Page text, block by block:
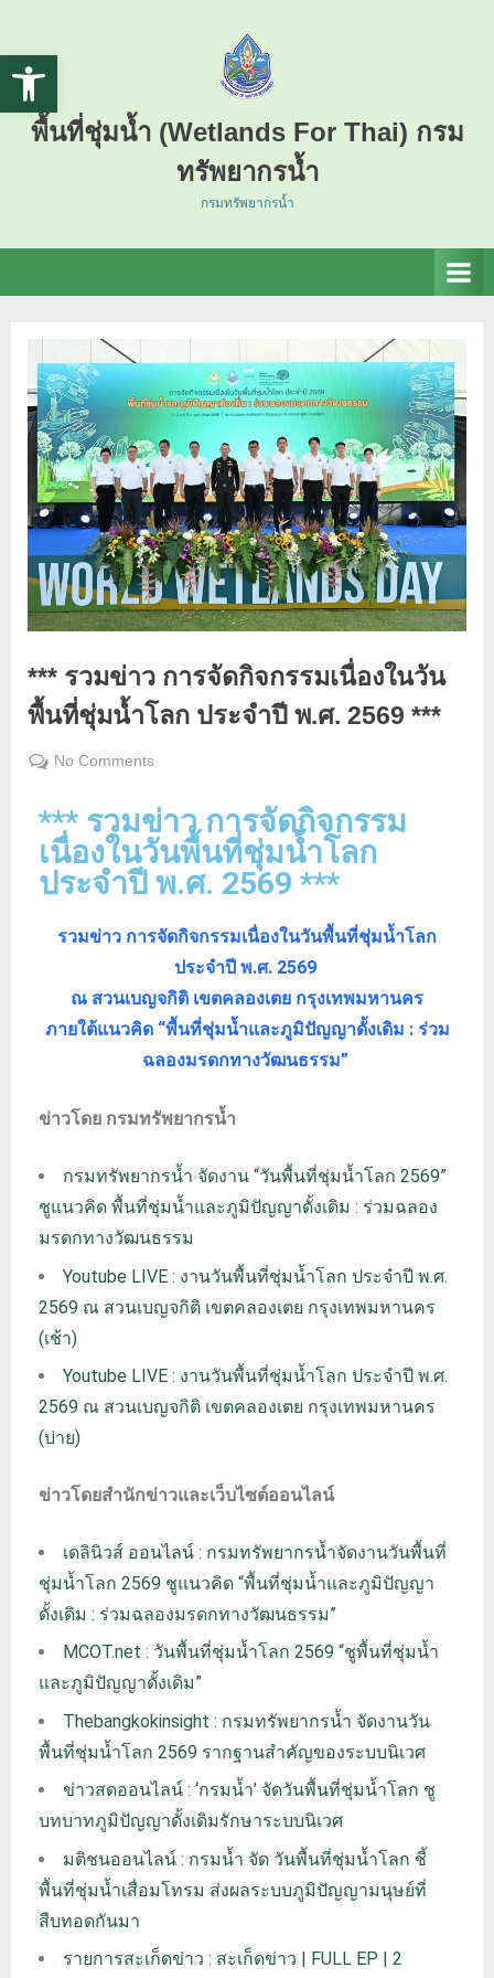
Open toolbar
พื้นที่ชุ่มน้ำ (Wetlands For Thai) กรม
ทรัพยากรน้ำ
กรมทรัพยากรน้ำ
*** รวมข่าว การจัดกิจกรรมเนื่องในวัน
พื้นที่ชุ่มน้ำโลก ประจำปี พ.ศ. 2569 ***
6, 2026
No Comments
*** รวมข่าว การจัดกิจกรรม
เนื่องในวันพื้นที่ชุ่มน้ำโลก
ประจำปี พ.ศ. 2569 ***
รวมข่าว การจัดกิจกรรมเนื่องในวันพื้นที่ชุ่มน้ำโลก
ประจำปี พ.ศ. 2569
ณ สวนเบญจกิติ เขตคลองเตย กรุงเทพมหานคร
ภายใต้แนวคิด “พื้นที่ชุ่มน้ำและภูมิปัญญาดั้งเดิม : ร่วม
ฉลองมรดกทางวัฒนธรรม”
ข่าวโดย กรมทรัพยากรน้ำ
กรมทรัพยากรน้ำ จัดงาน “วันพื้นที่ชุ่มน้ำโลก 2569”
ชูแนวคิด พื้นที่ชุ่มน้ำและภูมิปัญญาดั้งเดิม : ร่วมฉลอง
มรดกทางวัฒนธรรม
Youtube LIVE : งานวันพื้นที่ชุ่มน้ำโลก ประจำปี พ.ศ.
2569 ณ สวนเบญจกิติ เขตคลองเตย กรุงเทพมหานคร
(เช้า)
Youtube LIVE : งานวันพื้นที่ชุ่มน้ำโลก ประจำปี พ.ศ.
2569 ณ สวนเบญจกิติ เขตคลองเตย กรุงเทพมหานคร
(บ่าย)
ข่าวโดยสำนักข่าวและเว็บไซต์ออนไลน์
เดลินิวส์ ออนไลน์ : กรมทรัพยากรน้ำจัดงานวันพื้นที่
ชุ่มน้ำโลก 2569 ชูแนวคิด “พื้นที่ชุ่มน้ำและภูมิปัญญา
ดั้งเดิม : ร่วมฉลองมรดกทางวัฒนธรรม”
MCOT.net : วันพื้นที่ชุ่มน้ำโลก 2569 “ชูพื้นที่ชุ่มน้ำ
และภูมิปัญญาดั้งเดิม”
Thebangkokinsight : กรมทรัพยากรน้ำ จัดงานวัน
พื้นที่ชุ่มน้ำโลก 2569 รากฐานสำคัญของระบบนิเวศ
ข่าวสดออนไลน์ : ‘กรมน้ำ’ จัดวันพื้นที่ชุ่มน้ำโลก ชู
บทบาทภูมิปัญญาดั้งเดิมรักษาระบบนิเวศ
มติชนออนไลน์ : กรมน้ำ จัด วันพื้นที่ชุ่มน้ำโลก ชี้
พื้นที่ชุ่มน้ำเสื่อมโทรม ส่งผลระบบภูมิปัญญามนุษย์ที่
สืบทอดกันมา
รายการสะเก็ดข่าว : สะเก็ดข่าว | FULL EP | 2